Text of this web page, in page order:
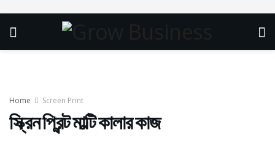
Home Screen Print
স্ক্রিন প্রিন্ট মাল্টি কালার কাজ